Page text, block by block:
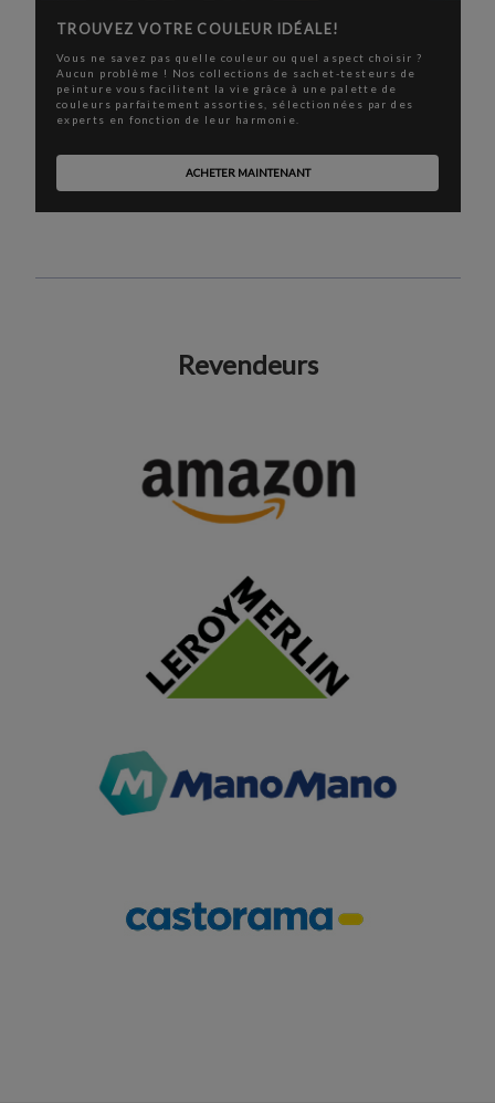
TROUVEZ VOTRE COULEUR IDÉALE!
Vous ne savez pas quelle couleur ou quel aspect choisir ?
Aucun problème ! Nos collections de sachet-testeurs de
peinture vous facilitent la vie grâce à une palette de
couleurs parfaitement assorties, sélectionnées par des
experts en fonction de leur harmonie.
ACHETER MAINTENANT
Revendeurs